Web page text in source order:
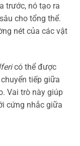
trước, nó tạo ra
cho tổng thể.
nét của các vật
có thể được
tiếp giữa
Vai trò này giúp
cứng nhắc giữa